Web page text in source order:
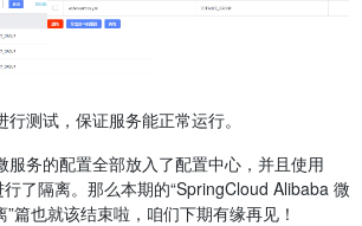
测试，保证服务能正常运行。
服务的配置全部放入了配置中心，并且使用
了隔离。那么本期的“SpringCloud Alibaba 微
篇也就该结束啦，咱们下期有缘再见！